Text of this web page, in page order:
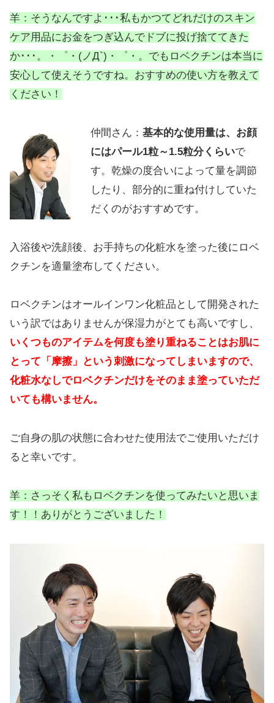
羊：そうなんですよ･･･私もかつてどれだけのスキン
ケア用品にお金をつぎ込んでドブに投げ捨ててきた
か･･･。・゜・(ノД`)・゜・。でもロベクチンは本当に
安心して使えそうですね。おすすめの使い方を教えて
ください！
仲間さん： 基本的な使用量は、お顔
にはパール1粒～1.5粒分くらいで
す。乾燥の度合いによって量を調節
したり、部分的に重ね付けしていた
だくのがおすすめです。
入浴後や洗顔後、お手持ちの化粧水を塗った後にロベ
クチンを適量塗布してください。
ロベクチンはオールインワン化粧品として開発された
いう訳ではありませんが保湿力がとても高いですし、
いくつものアイテムを何度も塗り重ねることはお肌に
とって「摩擦」という刺激になってしまいますので、
化粧水なしでロベクチンだけをそのまま塗っていただ
いても構いません。
ご自身の肌の状態に合わせた使用法でご使用いただけ
ると幸いです。
羊：さっそく私もロベクチンを使ってみたいと思いま
す！！ありがとうございました！